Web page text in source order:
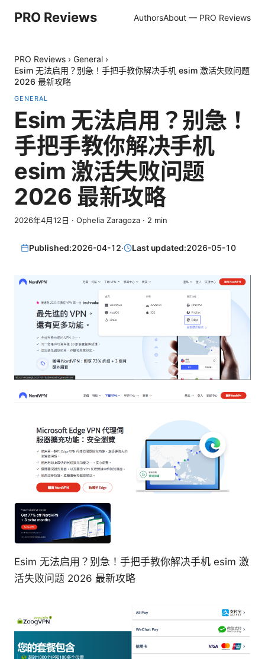
PRO Reviews AuthorsAbout — PRO Reviews
PRO Reviews › General ›
Esim 无法启用？别急！手把手教你解决手机 esim 激活失败问题
2026 最新攻略
GENERAL
Esim 无法启用？别急！
手把手教你解决手机
esim 激活失败问题
2026 最新攻略
2026年4月12日 · Ophelia Zaragoza · 2 min
Published:2026-04-12· Last updated:2026-05-10
Esim 无法启用？别急！手把手教你解决手机 esim 激
活失败问题 2026 最新攻略